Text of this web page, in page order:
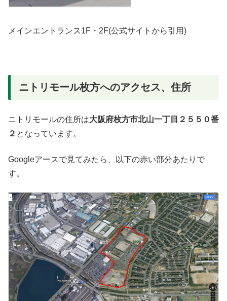
メインエントランス1F・2F(公式サイトから引用)
ニトリモール枚方へのアクセス、住所
ニトリモールの住所は大阪府枚方市北山一丁目２５５０番
２ となっています。
Googleアースで見てみたら、以下の赤い部分あたりで
す。